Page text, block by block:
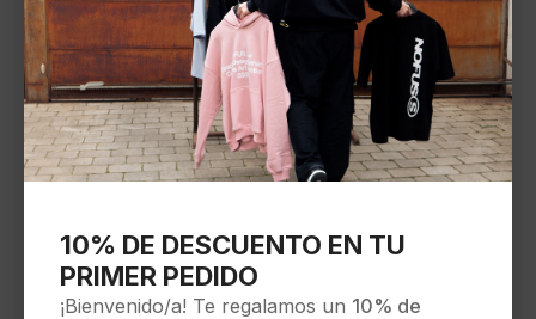
10% DE DESCUENTO EN TU
PRIMER PEDIDO
¡Bienvenido/a! Te regalamos un 10% de